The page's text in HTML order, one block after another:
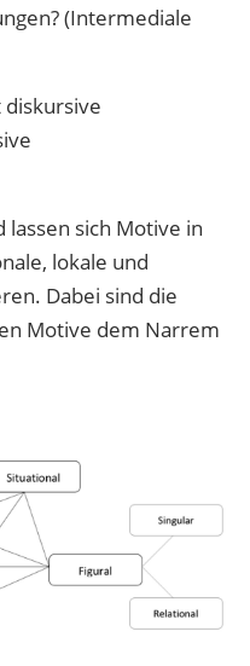
(Intermediale
sich Motive in
lokale und
Dabei sind die
Motive dem Narrem